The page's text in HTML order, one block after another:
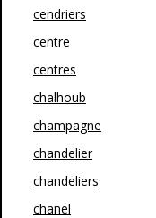
cendriers
centre
centres
chalhoub
champagne
chandelier
chandeliers
chanel